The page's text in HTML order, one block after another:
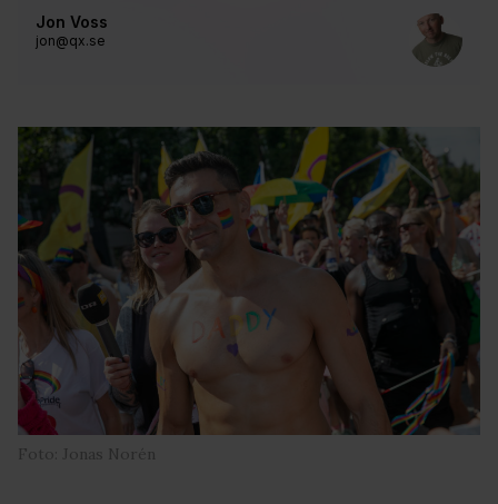
Jon Voss
jon@qx.se
Foto: Jonas Norén